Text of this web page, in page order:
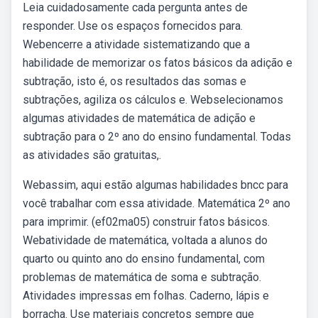
Leia cuidadosamente cada pergunta antes de
responder. Use os espaços fornecidos para.
Webencerre a atividade sistematizando que a
habilidade de memorizar os fatos básicos da adição e
subtração, isto é, os resultados das somas e
subtrações, agiliza os cálculos e. Webselecionamos
algumas atividades de matemática de adição e
subtração para o 2º ano do ensino fundamental. Todas
as atividades são gratuitas,.
Webassim, aqui estão algumas habilidades bncc para
você trabalhar com essa atividade. Matemática 2º ano
para imprimir. (ef02ma05) construir fatos básicos.
Webatividade de matemática, voltada a alunos do
quarto ou quinto ano do ensino fundamental, com
problemas de matemática de soma e subtração.
Atividades impressas em folhas. Caderno, lápis e
borracha. Use materiais concretos sempre que